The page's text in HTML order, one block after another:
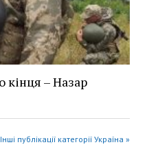
кінця – Назар
Інші публікації категорії Україна »